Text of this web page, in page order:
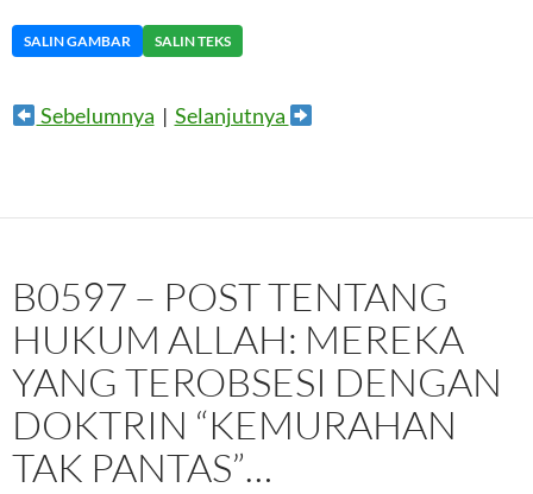
SALIN GAMBAR SALIN TEKS
Sebelumnya | Selanjutnya
B0597 – POST TENTANG
HUKUM ALLAH: MEREKA
YANG TEROBSESI DENGAN
DOKTRIN “KEMURAHAN
TAK PANTAS”…